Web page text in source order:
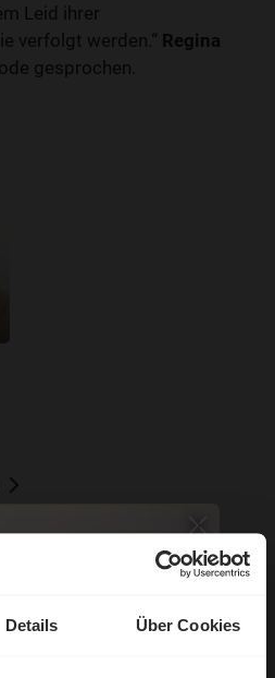
Details Über Cookies
Leid ihrer
verfolgt werden.“ Regina
gesprochen.